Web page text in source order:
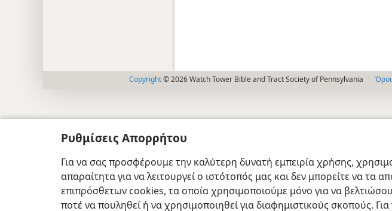
Ρυθμίσεις Απορρήτου
Για να σας προσφέρουμε την καλύτερη δυνατή εμπειρία χρήσης,
απαραίτητα για να λειτουργεί ο ιστότοπός μας και δεν μπορείτε να
επιπρόσθετων cookies, τα οποία χρησιμοποιούμε μόνο για να
ποτέ να πουληθεί ή να χρησιμοποιηθεί για διαφημιστικούς σκοπούς.
Copyright© 2026 Watch Tower Bible and Tract Society of Pennsylvania